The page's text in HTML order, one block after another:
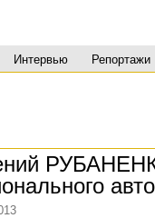
Интервью Репортажи